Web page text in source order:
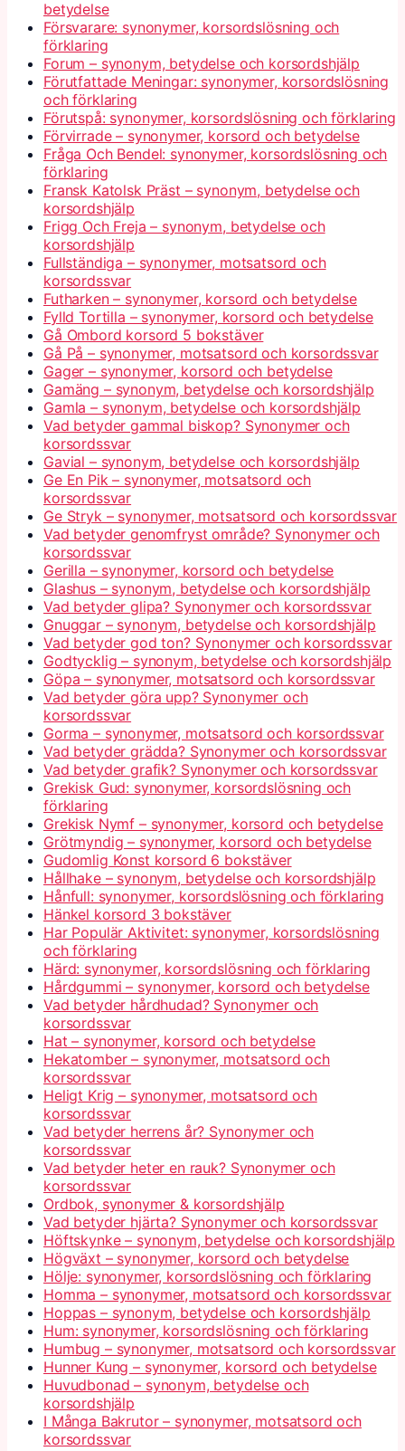
betydelse
Försvarare: synonymer, korsordslösning och
förklaring
Forum – synonym, betydelse och korsordshjälp
Förutfattade Meningar: synonymer, korsordslösning
och förklaring
Förutspå: synonymer, korsordslösning och förklaring
Förvirrade – synonymer, korsord och betydelse
Fråga Och Bendel: synonymer, korsordslösning och
förklaring
Fransk Katolsk Präst – synonym, betydelse och
korsordshjälp
Frigg Och Freja – synonym, betydelse och
korsordshjälp
Fullständiga – synonymer, motsatsord och
korsordssvar
Futharken – synonymer, korsord och betydelse
Fylld Tortilla – synonymer, korsord och betydelse
Gå Ombord korsord 5 bokstäver
Gå På – synonymer, motsatsord och korsordssvar
Gager – synonymer, korsord och betydelse
Gamäng – synonym, betydelse och korsordshjälp
Gamla – synonym, betydelse och korsordshjälp
Vad betyder gammal biskop? Synonymer och
korsordssvar
Gavial – synonym, betydelse och korsordshjälp
Ge En Pik – synonymer, motsatsord och
korsordssvar
Ge Stryk – synonymer, motsatsord och korsordssvar
Vad betyder genomfryst område? Synonymer och
korsordssvar
Gerilla – synonymer, korsord och betydelse
Glashus – synonym, betydelse och korsordshjälp
Vad betyder glipa? Synonymer och korsordssvar
Gnuggar – synonym, betydelse och korsordshjälp
Vad betyder god ton? Synonymer och korsordssvar
Godtycklig – synonym, betydelse och korsordshjälp
Göpa – synonymer, motsatsord och korsordssvar
Vad betyder göra upp? Synonymer och
korsordssvar
Gorma – synonymer, motsatsord och korsordssvar
Vad betyder grädda? Synonymer och korsordssvar
Vad betyder grafik? Synonymer och korsordssvar
Grekisk Gud: synonymer, korsordslösning och
förklaring
Grekisk Nymf – synonymer, korsord och betydelse
Grötmyndig – synonymer, korsord och betydelse
Gudomlig Konst korsord 6 bokstäver
Hållhake – synonym, betydelse och korsordshjälp
Hånfull: synonymer, korsordslösning och förklaring
Hänkel korsord 3 bokstäver
Har Populär Aktivitet: synonymer, korsordslösning
och förklaring
Härd: synonymer, korsordslösning och förklaring
Hårdgummi – synonymer, korsord och betydelse
Vad betyder hårdhudad? Synonymer och
korsordssvar
Hat – synonymer, korsord och betydelse
Hekatomber – synonymer, motsatsord och
korsordssvar
Heligt Krig – synonymer, motsatsord och
korsordssvar
Vad betyder herrens år? Synonymer och
korsordssvar
Vad betyder heter en rauk? Synonymer och
korsordssvar
Ordbok, synonymer & korsordshjälp
Vad betyder hjärta? Synonymer och korsordssvar
Höftskynke – synonym, betydelse och korsordshjälp
Högväxt – synonymer, korsord och betydelse
Hölje: synonymer, korsordslösning och förklaring
Homma – synonymer, motsatsord och korsordssvar
Hoppas – synonym, betydelse och korsordshjälp
Hum: synonymer, korsordslösning och förklaring
Humbug – synonymer, motsatsord och korsordssvar
Hunner Kung – synonymer, korsord och betydelse
Huvudbonad – synonym, betydelse och
korsordshjälp
I Många Bakrutor – synonymer, motsatsord och
korsordssvar